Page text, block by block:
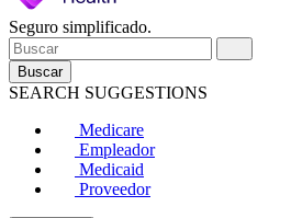
Seguro simplificado.
Buscar
SEARCH SUGGESTIONS
Medicare
Empleador
Medicaid
Proveedor